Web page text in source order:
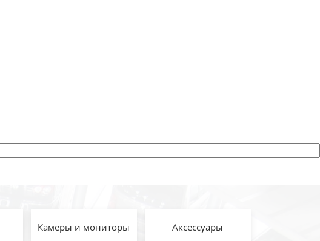
Камеры и мониторы Аксессуары